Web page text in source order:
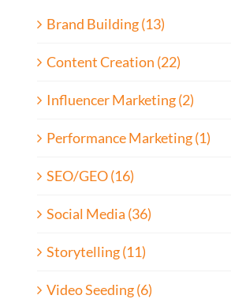
Brand Building (13)
Content Creation (22)
Influencer Marketing (2)
Performance Marketing (1)
SEO/GEO (16)
Social Media (36)
Storytelling (11)
Video Seeding (6)